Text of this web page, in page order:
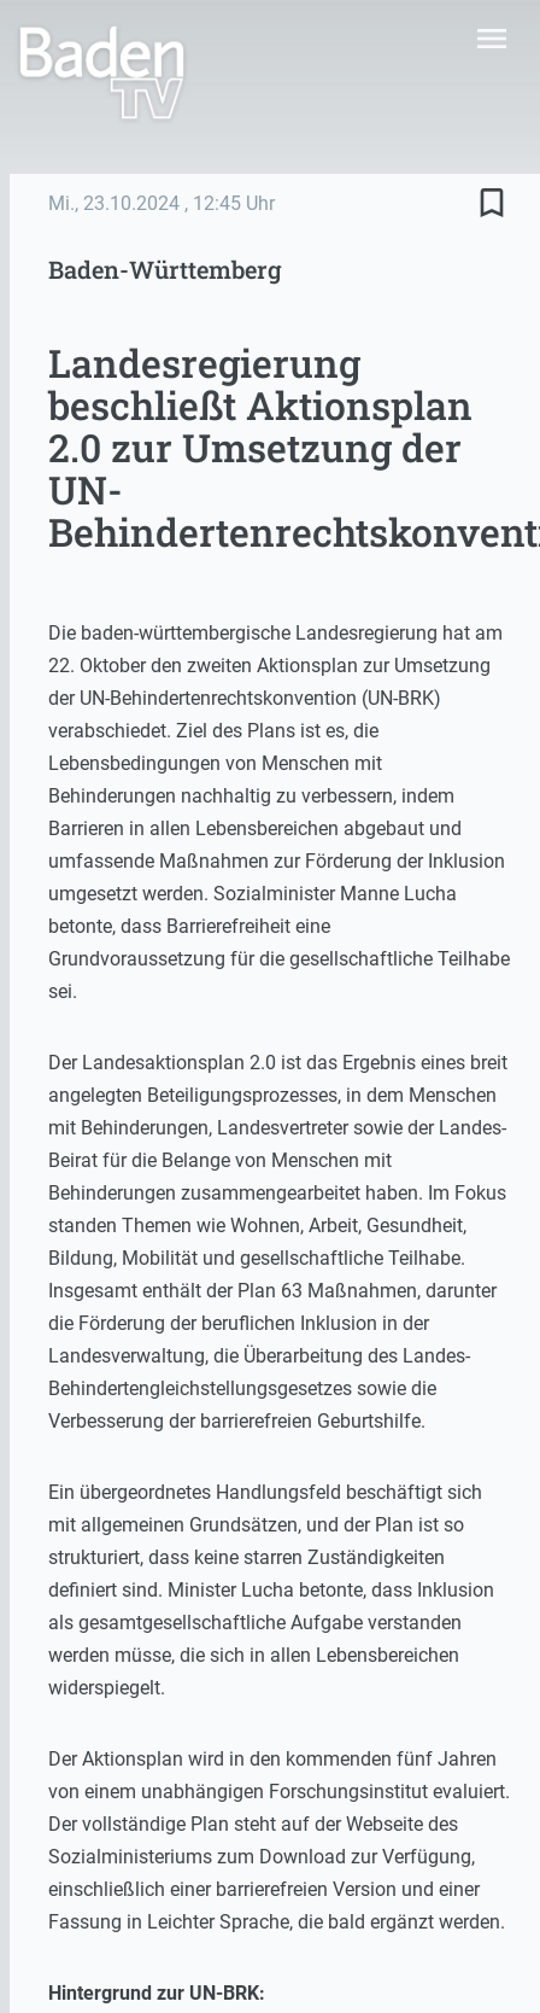
menu
Mi., 23.10.2024 , 12:45 Uhr bookmark_border
Baden-Württemberg
Landesregierung
beschließt Aktionsplan
2.0 zur Umsetzung der
UN-
Die baden-württembergische Landesregierung hat am
22. Oktober den zweiten Aktionsplan zur Umsetzung
der UN-Behindertenrechtskonvention (UN-BRK)
verabschiedet. Ziel des Plans ist es, die
Lebensbedingungen von Menschen mit
Behinderungen nachhaltig zu verbessern, indem
Barrieren in allen Lebensbereichen abgebaut und
umfassende Maßnahmen zur Förderung der Inklusion
umgesetzt werden. Sozialminister Manne Lucha
betonte, dass Barrierefreiheit eine
Grundvoraussetzung für die gesellschaftliche Teilhabe
sei.
Der Landesaktionsplan 2.0 ist das Ergebnis eines breit
angelegten Beteiligungsprozesses, in dem Menschen
mit Behinderungen, Landesvertreter sowie der Landes-
Beirat für die Belange von Menschen mit
Behinderungen zusammengearbeitet haben. Im Fokus
standen Themen wie Wohnen, Arbeit, Gesundheit,
Bildung, Mobilität und gesellschaftliche Teilhabe.
Insgesamt enthält der Plan 63 Maßnahmen, darunter
die Förderung der beruflichen Inklusion in der
Landesverwaltung, die Überarbeitung des Landes-
Behindertengleichstellungsgesetzes sowie die
Verbesserung der barrierefreien Geburtshilfe.
Ein übergeordnetes Handlungsfeld beschäftigt sich
mit allgemeinen Grundsätzen, und der Plan ist so
strukturiert, dass keine starren Zuständigkeiten
definiert sind. Minister Lucha betonte, dass Inklusion
als gesamtgesellschaftliche Aufgabe verstanden
werden müsse, die sich in allen Lebensbereichen
widerspiegelt.
Der Aktionsplan wird in den kommenden fünf Jahren
von einem unabhängigen Forschungsinstitut evaluiert.
Der vollständige Plan steht auf der Webseite des
Sozialministeriums zum Download zur Verfügung,
einschließlich einer barrierefreien Version und einer
Fassung in Leichter Sprache, die bald ergänzt werden.
Hintergrund zur UN-BRK: